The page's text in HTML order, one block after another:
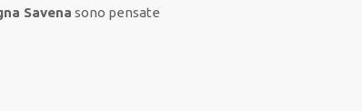
Savena sono pensate